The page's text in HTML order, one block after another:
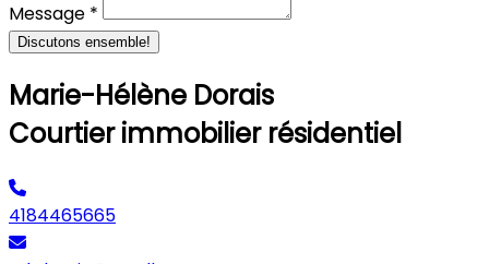
Message *
Discutons ensemble!
Marie-Hélène Dorais
Courtier immobilier résidentiel
4184465665